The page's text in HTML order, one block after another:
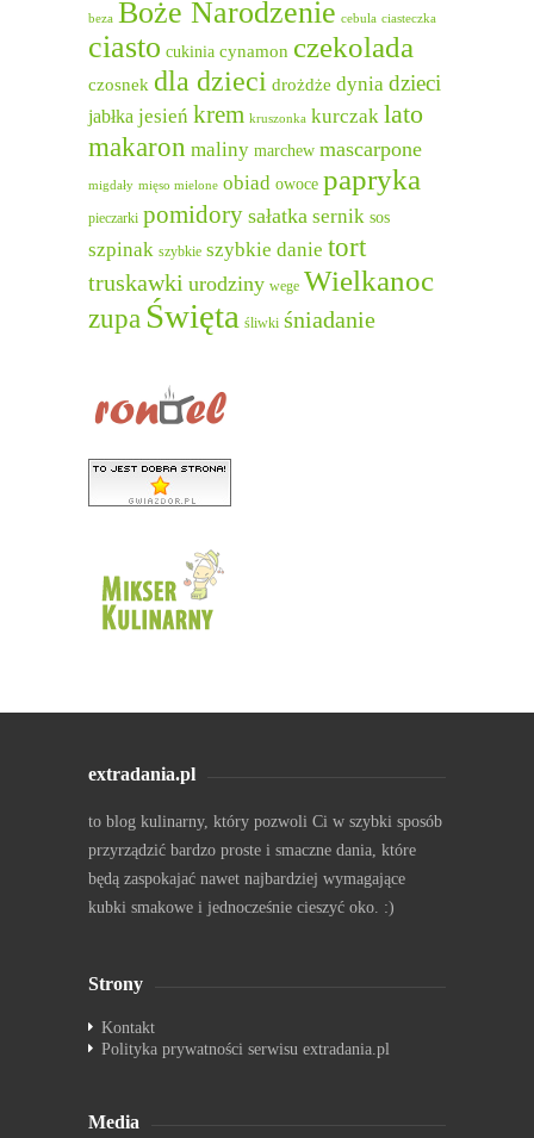
beza Boże Narodzenie cebula ciasteczka
ciasto cukinia cynamon czekolada
czosnek dla dzieci drożdże dynia dzieci
jabłka jesień krem kruszonka kurczak lato
makaron maliny marchew mascarpone
migdały mięso mielone obiad owoce papryka
pieczarki pomidory sałatka sernik sos
szpinak szybkie szybkie danie tort
truskawki urodziny wege Wielkanoc
zupa Święta śliwki śniadanie
extradania.pl
to blog kulinarny, który pozwoli Ci w szybki sposób
przyrządzić bardzo proste i smaczne dania, które
będą zaspokajać nawet najbardziej wymagające
kubki smakowe i jednocześnie cieszyć oko. :)
Strony
Kontakt
Polityka prywatności serwisu extradania.pl
Media